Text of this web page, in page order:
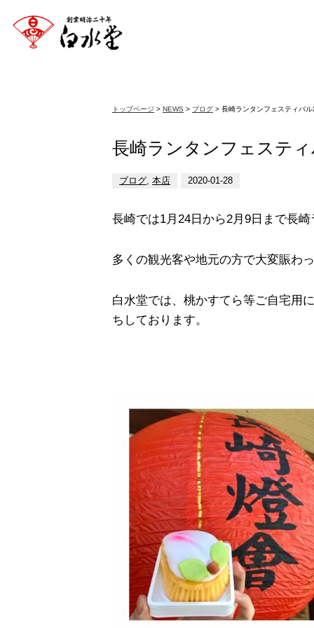
トップページ > NEWS > ブログ > 長崎ランタンフェスティバ
長崎ランタンフェステ
ブログ, 本店 2020-01-28
長崎では1月24日から2月9日まで長
多くの観光客や地元の方で大変賑わっ
白水堂では、桃かすてら等ご自宅用
ちしております。